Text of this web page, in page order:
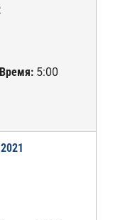
Время:5:00